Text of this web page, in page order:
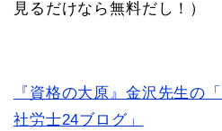
見るだけなら無料だし！）
『資格の大原』金沢先生の
社労士24ブログ」